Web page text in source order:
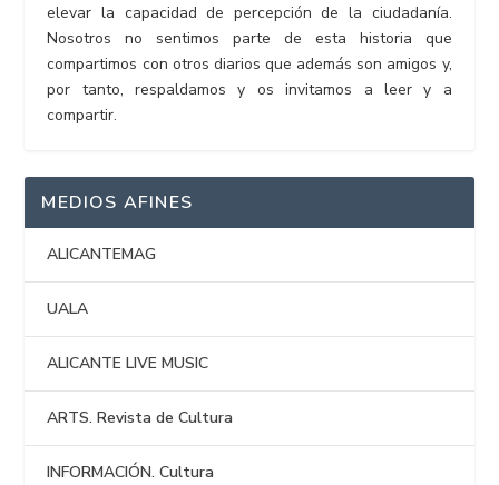
elevar la capacidad de percepción de la ciudadanía.
Nosotros no sentimos parte de esta historia que
compartimos con otros diarios que además son amigos y,
por tanto, respaldamos y os invitamos a leer y a
compartir.
MEDIOS AFINES
ALICANTEMAG
UALA
ALICANTE LIVE MUSIC
ARTS. Revista de Cultura
INFORMACIÓN. Cultura